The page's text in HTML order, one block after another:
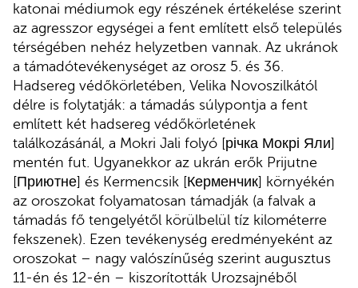
katonai médiumok egy részének értékelése szerint
az agresszor egységei a fent említett első település
térségében nehéz helyzetben vannak. Az ukránok
a támadótevékenységet az orosz 5. és 36.
Hadsereg védőkörletében, Velika Novoszilkától
délre is folytatják: a támadás súlypontja a fent
említett két hadsereg védőkörletének
találkozásánál, a Mokri Jali folyó [річка Мокрі Яли]
mentén fut. Ugyanekkor az ukrán erők Prijutne
[Приютне] és Kermencsik [Керменчик] környékén
az oroszokat folyamatosan támadják (a falvak a
támadás fő tengelyétől körülbelül tíz kilométerre
fekszenek). Ezen tevékenység eredményeként az
oroszokat – nagy valószínűség szerint augusztus
11-én és 12-én – kiszorították Urozsajnéből